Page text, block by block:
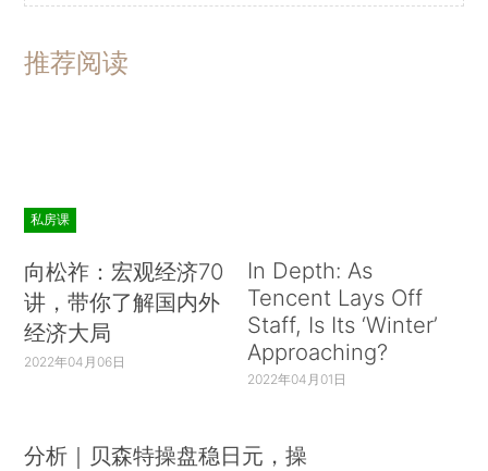
推荐阅读
私房课
向松祚：宏观经济70
讲，带你了解国内外
经济大局
2022年04月06日
In Depth: As
Tencent Lays Off
Staff, Is Its ‘Winter’
Approaching?
2022年04月01日
分析｜贝森特操盘稳日元，操